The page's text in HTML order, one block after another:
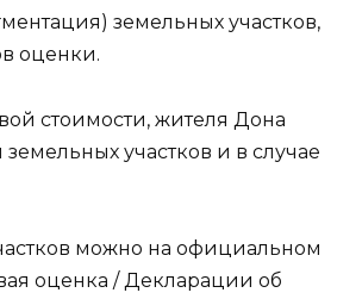
земельных участков,
оценки.
стоимости, жителя Дона
участков и в случае
можно на официальном
оценка / Декларации об